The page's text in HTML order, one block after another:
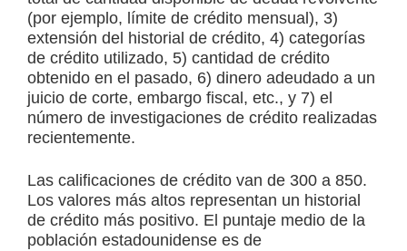
(por ejemplo, límite de crédito mensual), 3)
extensión del historial de crédito, 4) categorías
de crédito utilizado, 5) cantidad de crédito
obtenido en el pasado, 6) dinero adeudado a un
juicio de corte, embargo fiscal, etc., y 7) el
número de investigaciones de crédito realizadas
recientemente.
Las calificaciones de crédito van de 300 a 850.
Los valores más altos representan un historial
de crédito más positivo. El puntaje medio de la
población estadounidense es de